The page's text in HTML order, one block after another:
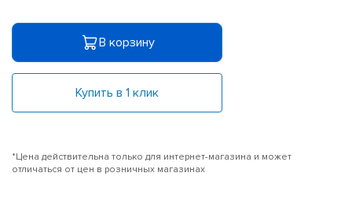
В корзину
Купить в 1 клик
*Цена действительна только для интернет-магазина и может
отличаться от цен в розничных магазинах